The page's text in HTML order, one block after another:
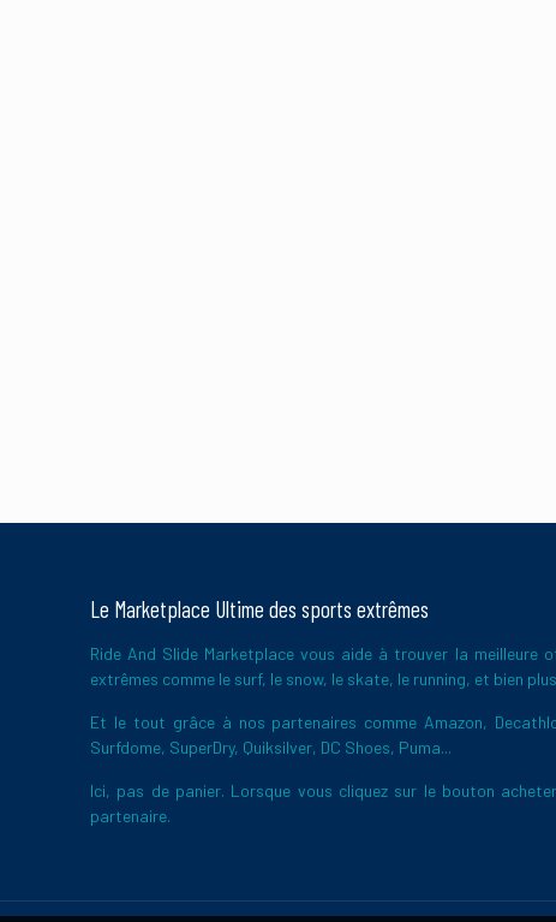
Le Marketplace Ultime des sports extrêmes
Ride And Slide Marketplace vous aide à trouver la meilleure
extrêmes comme le surf, le snow, le skate, le running, et bien
Et le tout grâce à nos partenaires comme Amazon,
Surfdome, SuperDry, Quiksilver, DC Shoes, Puma...
Ici, pas de panier. Lorsque vous cliquez sur le bouton
partenaire.